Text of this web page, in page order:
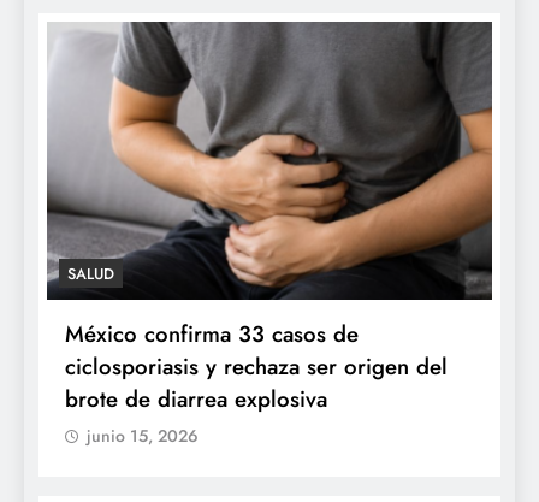
SALUD
México confirma 33 casos de
ciclosporiasis y rechaza ser origen del
brote de diarrea explosiva
junio 15, 2026